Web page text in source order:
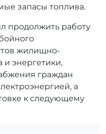
запасы топлива.
продолжить работу
жилищно-
и энергетики,
граждан
а
к следующему